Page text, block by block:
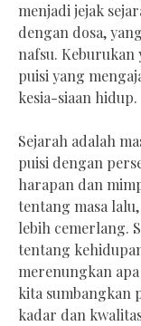
menjadi jejak
dengan dosa,
nafsu. Keburukan
puisi yang
kesia-siaan hidup.
Sejarah adalah
puisi dengan
harapan dan
tentang masa
lebih cemerlang.
tentang
merenungkan
kita sumbangkan
kadar dan